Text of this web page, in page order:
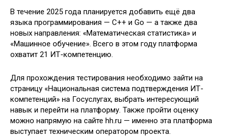
В течение 2025 года планируется добавить ещё два
языка программирования — C++ и Go — а также два
новых направления: «Математическая статистика» и
«Машинное обучение». Всего в этом году платформа
охватит 21 ИТ-компетенцию.
Для прохождения тестирования необходимо зайти на
страницу «Национальная система подтверждения ИТ-
компетенций» на Госуслугах, выбрать интересующий
навык и перейти на платформу. Также пройти оценку
можно напрямую на сайте hh.ru — именно эта платформа
выступает техническим оператором проекта.